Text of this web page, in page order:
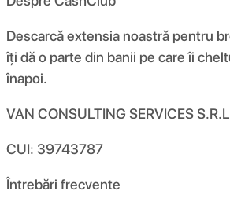
Descarcă extensia noastră pentru
îți dă o parte din banii pe care îi
înapoi.
VAN CONSULTING SERVICES
CUI: 39743787
Întrebări frecvente